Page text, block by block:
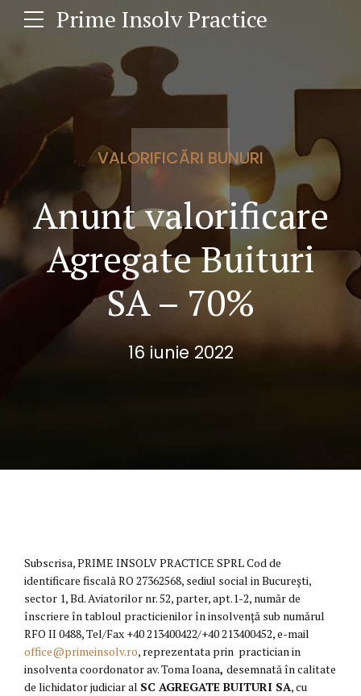
Prime Insolv Practice
VALORIFICĂRI BUNURI
Anunt valorificare
Agregate Buituri
SA – 70%
16 iunie 2022
Subscrisa, PRIME INSOLV PRACTICE SPRL Cod de
identificare fiscală RO 27362568, sediul social in București,
sector 1, Bd. Aviatorilor nr. 52, parter, apt.1-2, număr de
înscriere în tabloul practicienilor în insolvență sub numărul
RFO II 0488, Tel/Fax +40 213400422/+40 213400452, e-mail
office@primeinsolv.ro, reprezentata prin practician in
insolventa coordonator av. Toma Ioana, desemnată în calitate
de lichidator judiciar al SC AGREGATE BUITURI SA, cu